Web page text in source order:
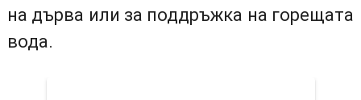
на дърва или за поддръжка на горещата
вода.